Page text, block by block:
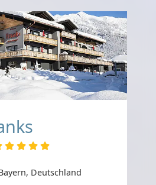
Deutschland